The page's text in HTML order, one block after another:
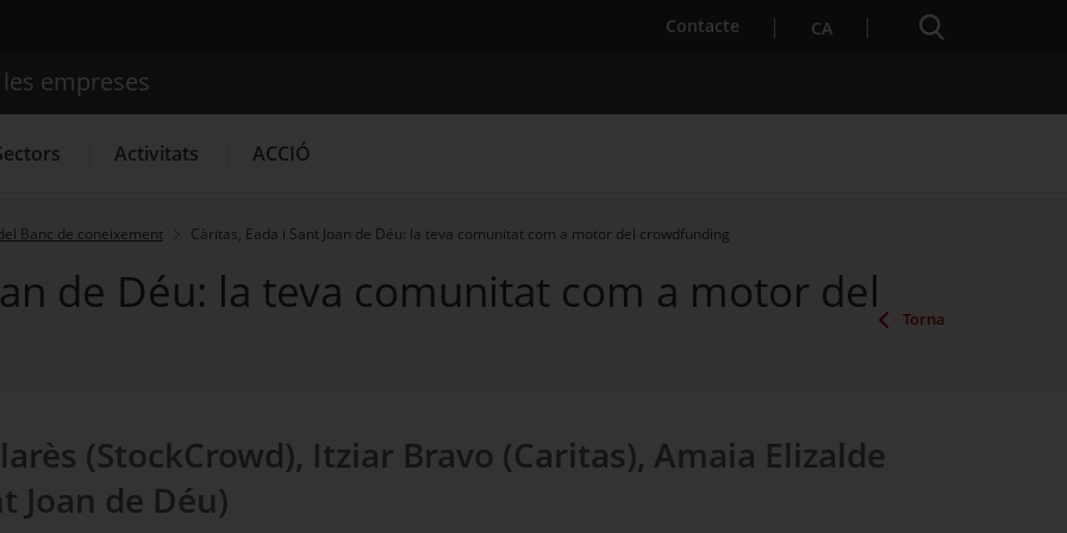
Contacte . Obre en una nova finestra.
CA Cercador
Cercador
d'innovació Convocatòries d'ajuts obertes Últimes notícies Properes activitats
empreses
Activitats ACCIÓ
Banc de coneixement Càritas, Eada i Sant Joan de Déu: la teva comunitat com a motor del crowdfunding
de Déu: la teva comunitat com a motor del Torna
(StockCrowd), Itziar Bravo (Caritas), Amaia Elizalde
Joan de Déu)